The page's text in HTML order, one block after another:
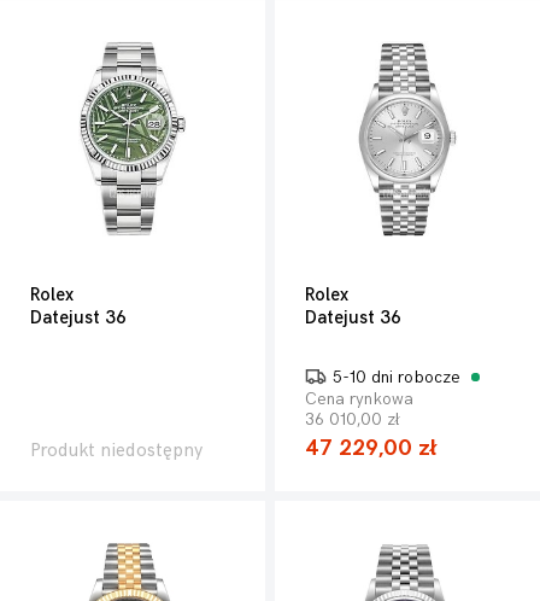
Rolex
Datejust 36
Produkt niedostępny
Rolex
Datejust 36
5-10 dni robocze
Cena rynkowa
36 010,00 zł
47 229,00 zł